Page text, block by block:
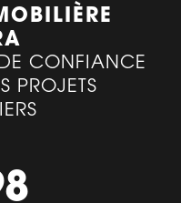
CONFIANCE
PROJETS